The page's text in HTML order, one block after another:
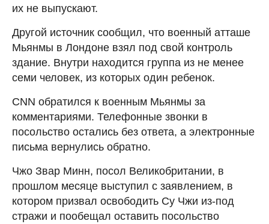
их не выпускают.
Другой источник сообщил, что военный атташе
Мьянмы в Лондоне взял под свой контроль
здание. Внутри находится группа из не менее
семи человек, из которых один ребенок.
CNN обратился к военным Мьянмы за
комментариями. Телефонные звонки в
посольство остались без ответа, а электронные
письма вернулись обратно.
Чжо Звар Минн, посол Великобритании, в
прошлом месяце выступил с заявлением, в
котором призвал освободить Су Чжи из-под
стражи и пообещал оставить посольство